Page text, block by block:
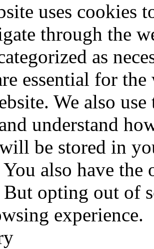
uses cookies
through the
as
essential for
We also
understand
be stored in
You also have
opting out of
experience.